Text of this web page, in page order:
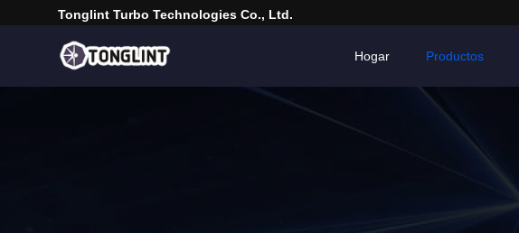
Tonglint Turbo Technologies Co., Ltd.
Hogar Productos